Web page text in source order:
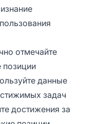
отмечайте
позиции
данные
задач
достижения за